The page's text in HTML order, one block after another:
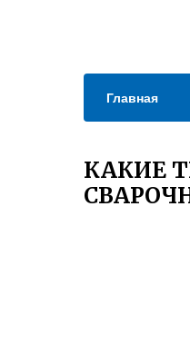
Главная
КАКИЕ